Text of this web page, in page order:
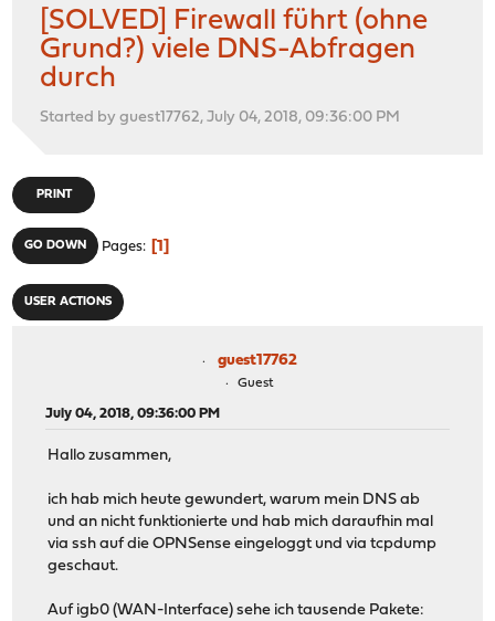
[SOLVED] Firewall führt (ohne
Grund?) viele DNS-Abfragen
durch
Started by guest17762, July 04, 2018, 09:36:00 PM
PRINT
GO DOWN Pages 1
USER ACTIONS
guest17762
Guest
July 04, 2018, 09:36:00 PM
Hallo zusammen,
ich hab mich heute gewundert, warum mein DNS ab
und an nicht funktionierte und hab mich daraufhin mal
via ssh auf die OPNSense eingeloggt und via tcpdump
geschaut.
Auf igb0 (WAN-Interface) sehe ich tausende Pakete: